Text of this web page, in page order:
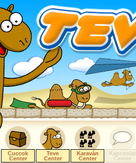
Cuccok
Center
Teve
Center
Karaván
Center
Kapcsolat
Center